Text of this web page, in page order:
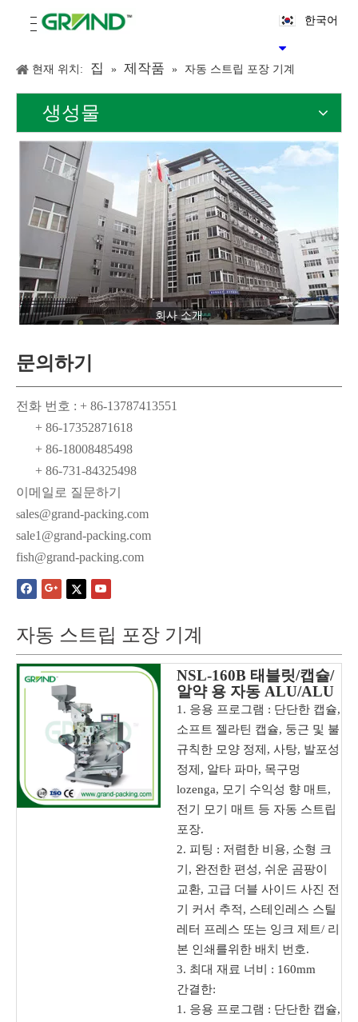
한국어
현재 위치: 집 » 제작품 » 자동 스트립 포장 기계
생성물
회사 소개
문의하기
전화 번호 : + 86-13787413551
+ 86-17352871618
+ 86-18008485498
+ 86-731-84325498
이메일로 질문하기
sales@grand-packing.com
sale1@grand-packing.com
fish@grand-packing.com
자동 스트립 포장 기계
NSL-160B 태블릿/캡슐/
알약 용 자동 ALU/ALU
스트립 포장 기계
1. 응용 프로그램 : 단단한 캡슐,
소프트 젤라틴 캡슐, 둥근 및 불
규칙한 모양 정제, 사탕, 발포성
정제, 알타 파마, 목구멍
lozenga, 모기 수익성 향 매트,
전기 모기 매트 등 자동 스트립
포장.
2. 피팅 : 저렴한 비용, 소형 크
기, 완전한 편성, 쉬운 곰팡이
교환, 고급 더블 사이드 사진 전
기 커서 추적, 스테인레스 스틸
레터 프레스 또는 잉크 제트/ 리
본 인쇄를위한 배치 번호.
3. 최대 재료 너비 : 160mm
간결한:
1. 응용 프로그램 : 단단한 캡슐,